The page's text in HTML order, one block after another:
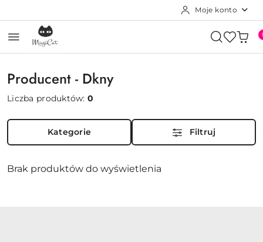
Moje konto
Producent - Dkny
Liczba produktów:0
Kategorie Filtruj
Brak produktów do wyświetlenia